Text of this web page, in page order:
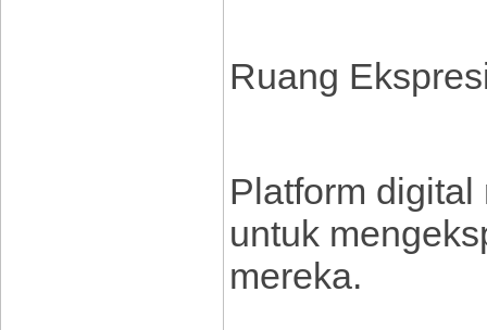
Ruang
Platform
untuk
mereka.